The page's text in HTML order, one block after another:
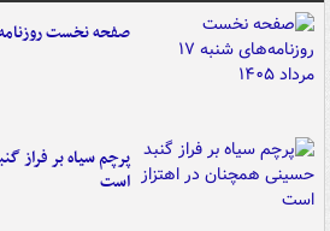
صفحه نخست روزنامه‌های
پرچم سیاه بر فراز
است